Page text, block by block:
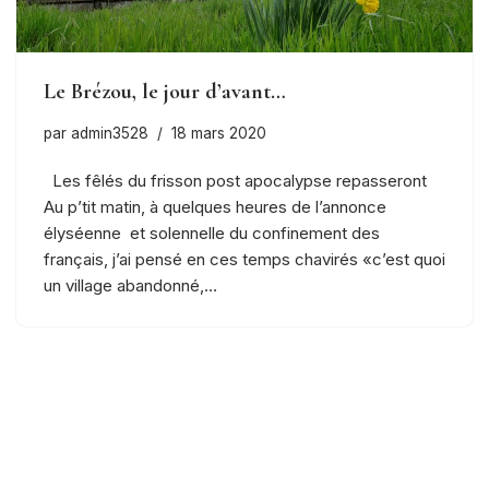
Le Brézou, le jour d’avant…
par admin3528 18 mars 2020
Les fêlés du frisson post apocalypse repasseront
Au p’tit matin, à quelques heures de l’annonce
élyséenne et solennelle du confinement des
français, j’ai pensé en ces temps chavirés «c’est quoi
un village abandonné,…